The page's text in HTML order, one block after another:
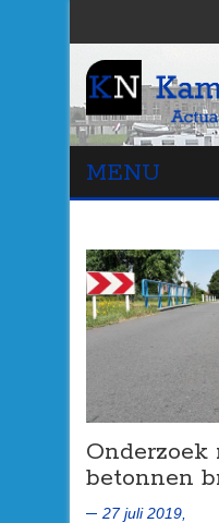
MENU
Onderzoek
betonnen
27 juli 2019,